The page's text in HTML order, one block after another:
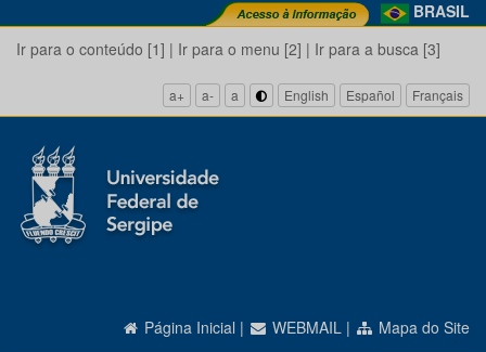
BRASIL
Ir para o conteúdo [1] | Ir para o menu [2] | Ir para a busca [3]
a+ a- a English Español Français
Página Inicial | WEBMAIL | Mapa do Site